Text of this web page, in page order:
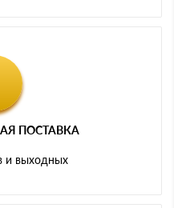
ПОСТАВКА
и выходных